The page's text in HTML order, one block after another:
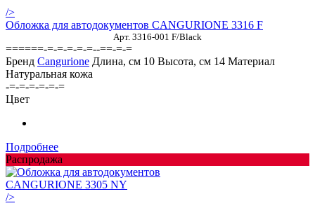
/>
Обложка для автодокументов CANGURIONE 3316 F
Арт. 3316-001 F/Black
======-=-=-=-=-=--==-=-=
Бренд Cangurione Длина, см 10 Высота, см 14 Материал
Натуральная кожа
-=-=-=-=-=-=
Цвет
Подробнее
Распродажа
/>